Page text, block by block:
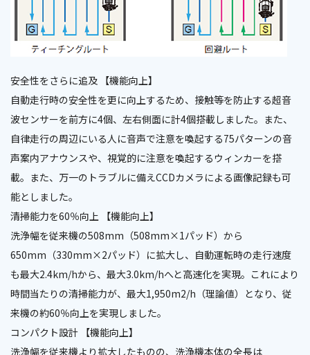
安全性をさらに追及 【機能向上】
自動走行時の安全性を更に向上するため、接触等を防止する超音
波センサーを前方に4個、左右側面に計4個搭載しました。また、
自律走行の周辺にいる人に音声で注意を喚起する75パターンの音
声案内アナウンスや、視覚的に注意を喚起するウィンカーを搭
載。また、万一のトラブルに備えCCDカメラによる画像記録も可
能としました。
清掃能力を60％向上 【機能向上】
洗浄幅を従来機の508mm（508mm×1パッド）から
650mm（330mm×2パッド）に拡大し、自動運転時の走行速度
も最大2.4km/hから、最大3.0km/hへと高速化を実現。これにより
時間当たりの清掃能力が、最大1,950m2/h（理論値）となり、従
来機の約60％向上を実現しました。
コンパクト設計 【機能向上】
洗浄幅を従来機より拡大したものの、洗浄機本体の全長は